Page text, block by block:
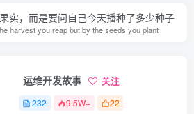
实，而是要问自己今天播种了多少种子
harvest you reap but by the seeds you plant
运维开发故事 关注
232 9.5W+ 22